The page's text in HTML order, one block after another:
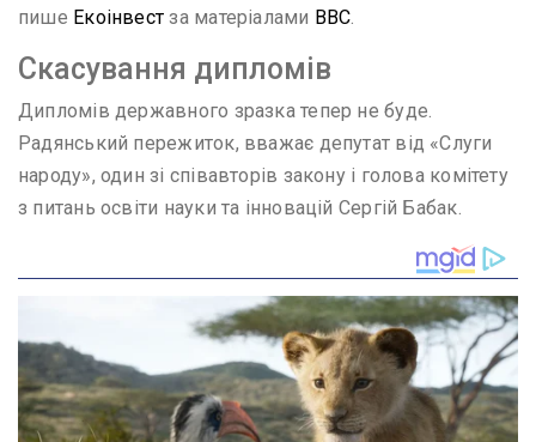
пише Екоінвестза матеріалами ВВС
Скасування дипломів
Дипломів державного зразка тепер не буде.
Радянський пережиток, вважає депутат від «Слуги
народу», один зі співавторів закону і голова комітету
з питань освіти науки та інновацій Сергій Бабак.